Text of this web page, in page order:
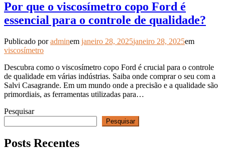
Por que o viscosímetro copo Ford é
essencial para o controle de qualidade?
Publicado poradminem janeiro 28, 2025janeiro 28, 2025em
viscosímetro
Descubra como o viscosímetro copo Ford é crucial para o controle
de qualidade em várias indústrias. Saiba onde comprar o seu com a
Salvi Casagrande. Em um mundo onde a precisão e a qualidade são
primordiais, as ferramentas utilizadas para…
Pesquisar
Pesquisar
Posts Recentes